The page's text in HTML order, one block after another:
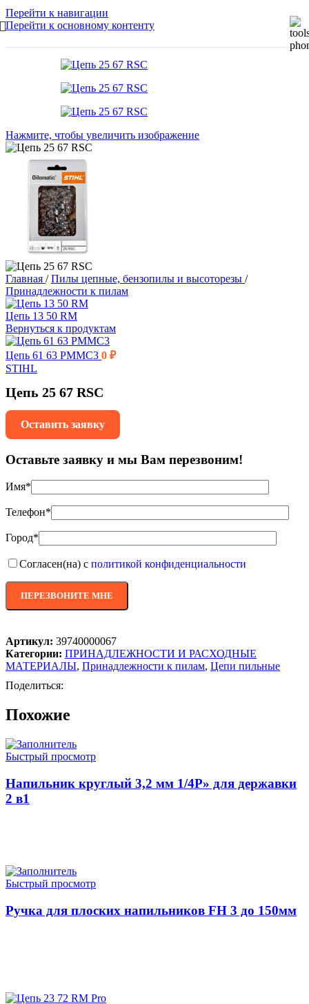
Перейти к навигации
Перейти к основному контенту
Нажмите, чтобы увеличить изображение
Главная / Пилы цепные, бензопилы и высоторезы /
Принадлежности к пилам
Цепь 13 50 RM
Вернуться к продуктам
Цепь 61 63 PMMC3 0 ₽
STIHL
Цепь 25 67 RSC
Оставить заявку
Оставьте заявку и мы Вам перезвоним!
Имя*
Телефон*
Город*
Согласен(на) с политикой конфиденциальности
Артикул: 39740000067
Категории: ПРИНАДЛЕЖНОСТИ И РАСХОДНЫЕ
МАТЕРИАЛЫ, Принадлежности к пилам, Цепи пильные
Поделиться:
Похожие
Быстрый просмотр
Напильник круглый 3,2 мм 1/4Р» для державки
2 в1
Быстрый просмотр
Ручка для плоских напильников FH 3 до 150мм